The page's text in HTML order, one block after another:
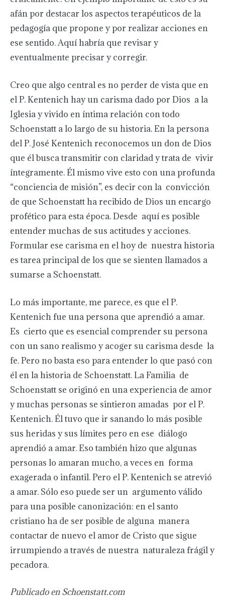
afán por destacar los aspectos terapéuticos de la
pedagogía que propone y por realizar acciones en
ese sentido. Aquí habría que revisar y
eventualmente precisar y corregir.
Creo que algo central es no perder de vista que en
el P. Kentenich hay un carisma dado por Dios a la
Iglesia y vivido en íntima relación con todo
Schoenstatt a lo largo de su historia. En la persona
del P. José Kentenich reconocemos un don de Dios
que él busca transmitir con claridad y trata de vivir
íntegramente. Él mismo vive esto con una profunda
“conciencia de misión”, es decir con la convicción
de que Schoenstatt ha recibido de Dios un encargo
profético para esta época. Desde aquí es posible
entender muchas de sus actitudes y acciones.
Formular ese carisma en el hoy de nuestra historia
es tarea principal de los que se sienten llamados a
sumarse a Schoenstatt.
Lo más importante, me parece, es que el P.
Kentenich fue una persona que aprendió a amar.
Es cierto que es esencial comprender su persona
con un sano realismo y acoger su carisma desde la
fe. Pero no basta eso para entender lo que pasó con
él en la historia de Schoenstatt. La Familia de
Schoenstatt se originó en una experiencia de amor
y muchas personas se sintieron amadas por el P.
Kentenich. Él tuvo que ir sanando lo más posible
sus heridas y sus límites pero en ese diálogo
aprendió a amar. Eso también hizo que algunas
personas lo amaran mucho, a veces en forma
exagerada o infantil. Pero el P. Kentenich se atrevió
a amar. Sólo eso puede ser un argumento válido
para una posible canonización: en el santo
cristiano ha de ser posible de alguna manera
contactar de nuevo el amor de Cristo que sigue
irrumpiendo a través de nuestra naturaleza frágil y
pecadora.
Publicado en Schoenstatt.com